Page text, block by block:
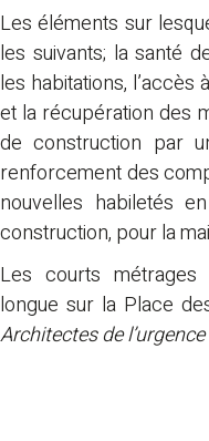
Les éléments sur
les suivants; la santé
les habitations, l’accès
et la récupération des
de construction par
renforcement des
nouvelles habiletés
construction, pour la
Les courts
longue sur la Place
Architectes de